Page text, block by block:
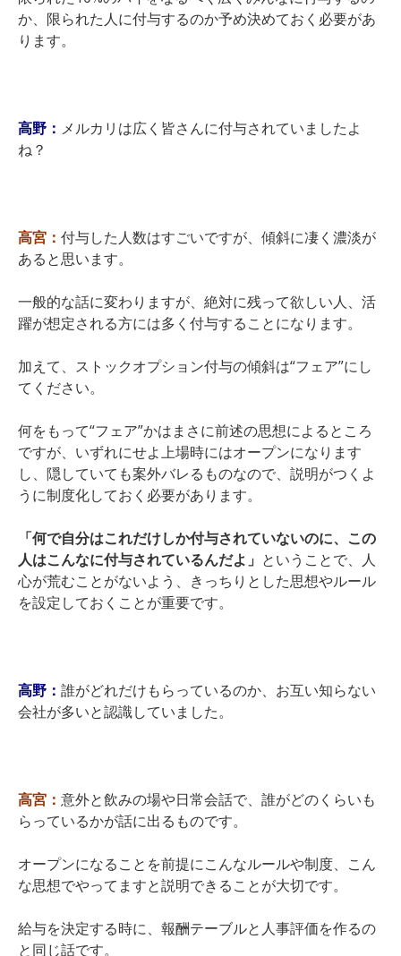
か、限られた人に付与するのか予め決めておく必要があ
ります。
高野： メルカリは広く皆さんに付与されていましたよ
ね？
高宮： 付与した人数はすごいですが、傾斜に凄く濃淡が
あると思います。
一般的な話に変わりますが、絶対に残って欲しい人、活
躍が想定される方には多く付与することになります。
加えて、ストックオプション付与の傾斜は“フェア”にし
てください。
何をもって“フェア”かはまさに前述の思想によるところ
ですが、いずれにせよ上場時にはオープンになります
し、隠していても案外バレるものなので、説明がつくよ
うに制度化しておく必要があります。
「何で自分はこれだけしか付与されていないのに、この
人はこんなに付与されているんだよ」 ということで、人
心が荒むことがないよう、きっちりとした思想やルール
を設定しておくことが重要です。
高野： 誰がどれだけもらっているのか、お互い知らない
会社が多いと認識していました。
高宮： 意外と飲みの場や日常会話で、誰がどのくらいも
らっているかが話に出るものです。
オープンになることを前提にこんなルールや制度、こん
な思想でやってますと説明できることが大切です。
給与を決定する時に、報酬テーブルと人事評価を作るの
と同じ話です。